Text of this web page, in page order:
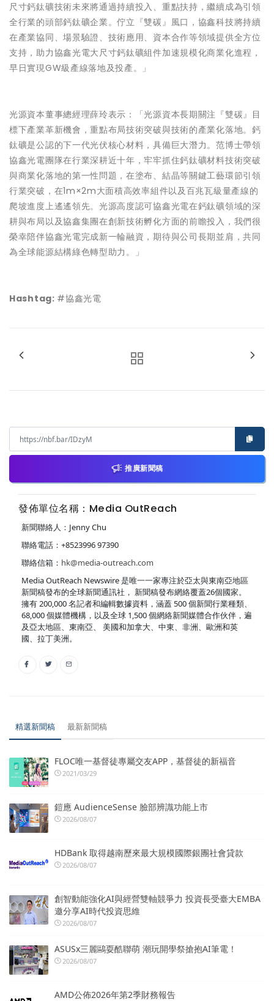
尺寸鈣鈦礦技術未來將通過持續投入、重點扶持，繼續成為引領
全行業的頭部鈣鈦礦企業。佇立『雙碳』風口，協鑫科技將持續
在產業協同、場景驗證、技術應用、資本合作等領域提供全方位
支持，助力協鑫光電大尺寸鈣鈦礦組件加速規模化商業化進程，
早日實現GW級產線落地及投產。」
光源資本董事總經理薛玲表示：「光源資本長期關注『雙碳』目
標下產業革新機會，重點布局技術突破與技術的產業化落地。鈣
鈦礦是公認的下一代光伏核心材料，具備巨大潛力。范博士帶領
協鑫光電團隊在行業深耕近十年，牢牢抓住鈣鈦礦材料技術突破
與商業化落地的第一性問題，在塗布、結晶等關鍵工藝環節引領
行業突破，在1m×2m大面積高效率組件以及百兆瓦級量產線的
爬坡進度上遙遙領先。光源高度認可協鑫光電在鈣鈦礦領域的深
耕與布局以及協鑫集團在創新技術孵化方面的前瞻投入，我們很
榮幸陪伴協鑫光電完成新一輪融資，期待與公司長期並肩，共同
為全球能源結構綠色轉型助力。」
Hashtag: #協鑫光電
推廣新聞稿
發佈單位名稱：Media OutReach
新聞聯絡人：Jenny Chu
聯絡電話：+8523996 97390
聯絡信箱： hk@media-outreach.com
Media OutReach Newswire 是唯一一家專注於亞太與東南亞地區
新聞稿發布的全球新聞通訊社， 新聞稿發布網絡覆蓋26個國家。
擁有 200,000 名記者和編輯數據資料，涵蓋 500 個新聞行業種類、
68,000 個媒體機構，以及全球 1,500 個網絡新聞媒體合作伙伴，遍
及亞太地區、東南亞、 美國和加拿大、中東、非洲、歐洲和英
國、拉丁美洲。
精選新聞稿 最新新聞稿
FLOC唯一基督徒專屬交友APP，基督徒的新福音
2021/03/29
鎧應 AudienceSense 臉部辨識功能上市
2026/08/07
HDBank 取得越南歷來最大規模國際銀團社會貸款
2026/08/07
創智動能強化AI與經營雙軸競爭力 投資長受臺大EMBA
邀分享AI時代投資思維
2026/08/07
ASUSx三麗鷗耍酷聯萌 潮玩開學祭搶抱AI筆電！
2026/08/07
AMD公佈2026年第2季財務報告